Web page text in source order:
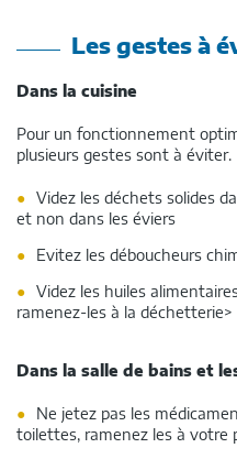
Les gestes à
Dans la cuisine
Pour un fonctionnement
plusieurs gestes sont à éviter.
Videz les déchets solides
et non dans les éviers
Evitez les déboucheurs
Videz les huiles
ramenez-les à la déchetterie>
Dans la salle de bains et
Ne jetez pas les
toilettes, ramenez les à votre